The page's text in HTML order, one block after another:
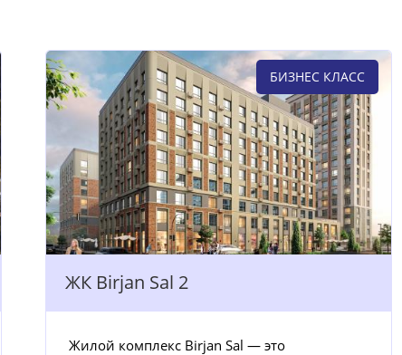
БИЗНЕС КЛАСС
ЖК Birjan Sal 2
Жилой комплекс Birjan Sal — это